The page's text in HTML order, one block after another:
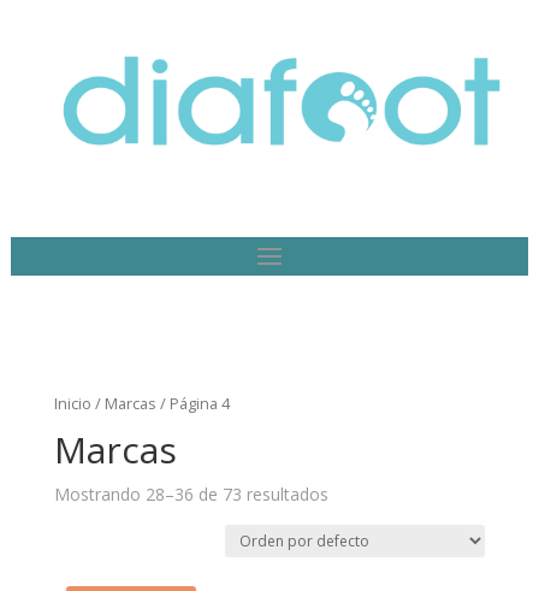
Inicio / Marcas / Página 4
Marcas
Mostrando 28–36 de 73 resultados